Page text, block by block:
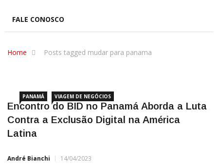
FALE CONOSCO
Home Posts tagged mudar para panama
PANAMÁ VIAGEM DE NEGÓCIOS
Encontro do BID no Panamá Aborda a Luta
Contra a Exclusão Digital na América
Latina
André Bianchi 14/04/2023